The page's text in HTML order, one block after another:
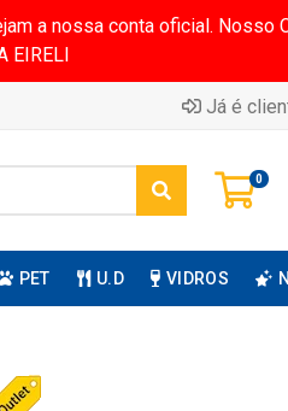
a nossa conta oficial. Nosso
EIRELI
Já é
0
PET U.D VIDROS